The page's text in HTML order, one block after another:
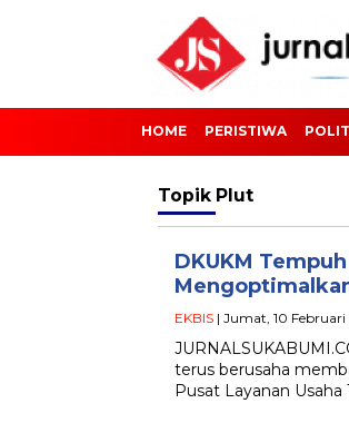
HOME PERISTIWA
Topik Plut
DKUKM
EKBIS | Jumat, 10 Februari
terus berusaha
Pusat Layanan Usaha